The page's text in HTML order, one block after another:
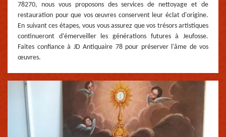
78270, nous vous proposons des services de nettoyage et de
restauration pour que vos œuvres conservent leur éclat d'origine.
En suivant ces étapes, vous vous assurez que vos trésors artistiques
continueront d'émerveiller les générations futures à Jeufosse.
Faites confiance à JD Antiquaire 78 pour préserver l'âme de vos
œuvres.